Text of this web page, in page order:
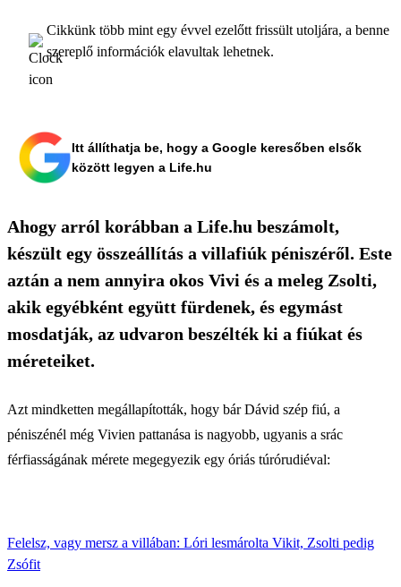
Cikkünk több mint egy évvel ezelőtt frissült utoljára, a benne
szereplő információk elavultak lehetnek.
Itt állíthatja be, hogy a Google keresőben elsők
között legyen a Life.hu
Ahogy arról korábban a Life.hu beszámolt,
készült egy összeállítás a villafiúk péniszéről. Este
aztán a nem annyira okos Vivi és a meleg Zsolti,
akik egyébként együtt fürdenek, és egymást
mosdatják, az udvaron beszélték ki a fiúkat és
méreteiket.
Azt mindketten megállapították, hogy bár Dávid szép fiú, a
péniszénél még Vivien pattanása is nagyobb, ugyanis a srác
férfiasságának mérete megegyezik egy óriás túrórudiéval:
Felelsz, vagy mersz a villában: Lóri lesmárolta Vikit, Zsolti pedig
Zsófit